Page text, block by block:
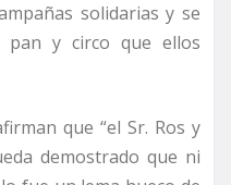
solidarias y se
y circo que ellos
que “el Sr. Ros y
demostrado que ni